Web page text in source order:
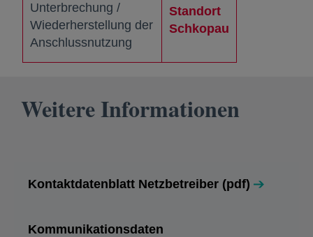
Unterbrechung /
Wiederherstellung der
Anschlussnutzung
Standort
Schkopau
Weitere Informationen
Kontaktdatenblatt Netzbetreiber (pdf)
wird in einer neuen Registerkarte geöffnet
Kommunikationsdaten